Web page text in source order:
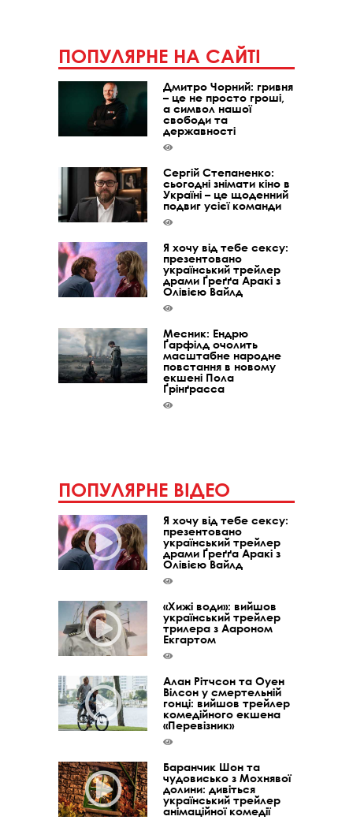
ПОПУЛЯРНЕ НА САЙТІ
Дмитро Чорний: гривня
– це не просто гроші,
а символ нашої
свободи та
державності
Сергій Степаненко:
сьогодні знімати кіно в
Україні – це щоденний
подвиг усієї команди
Я хочу від тебе сексу:
презентовано
український трейлер
драми Ґреґґа Аракі з
Олівією Вайлд
Месник: Ендрю
Ґарфілд очолить
масштабне народне
повстання в новому
екшені Пола
Ґрінґрасса
ПОПУЛЯРНЕ ВІДЕО
Я хочу від тебе сексу:
презентовано
український трейлер
драми Ґреґґа Аракі з
Олівією Вайлд
«Хижі води»: вийшов
український трейлер
трилера з Аароном
Екгартом
Алан Рітчсон та Оуен
Вілсон у смертельній
гонці: вийшов трейлер
комедійного екшена
«Перевізник»
Баранчик Шон та
чудовисько з Мохнявої
долини: дивіться
український трейлер
анімаційної комедії